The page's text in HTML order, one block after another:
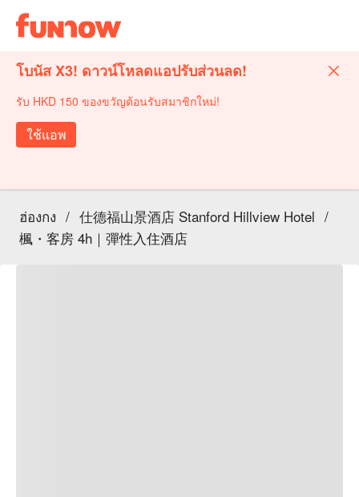
โบนัส X3! ดาวน์โหลดแอปรับส่วนลด!
รับ HKD 150 ของขวัญต้อนรับสมาชิกใหม่!
ใช้แอพ
ฮ่องกง / 仕德福山景酒店 Stanford Hillview Hotel /
楓・客房 4h｜彈性入住酒店